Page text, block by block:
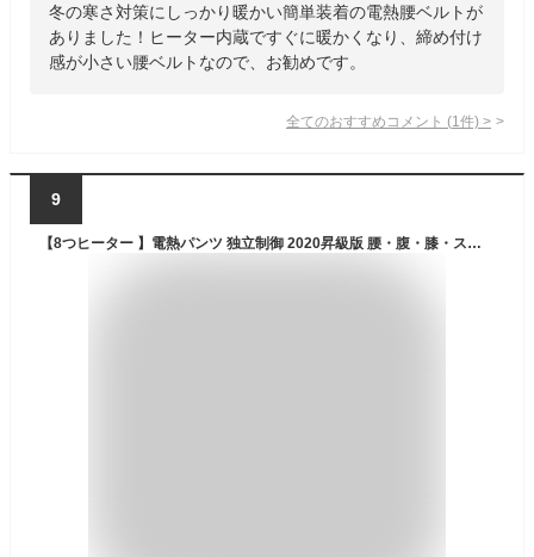
冬の寒さ対策にしっかり暖かい簡単装着の電熱腰ベルトが
ありました！ヒーター内蔵ですぐに暖かくなり、締め付け
感が小さい腰ベルトなので、お勧めです。
全てのおすすめコメント (1 件) >
9
【8つヒーター 】電熱パンツ 独立制御 2020昇級版 腰・腹・膝・スネ同暖 前後独立温度設定 3段温度調整 USB式給電 急速発熱 電熱弾力ズボン 防寒着 水洗い可能 釣り バイク ワークマン スキー 男女兼用 ベルト付き (L, グレー)